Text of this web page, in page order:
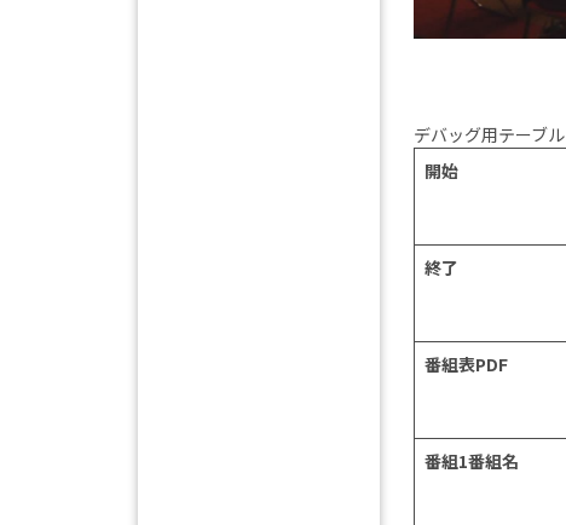
デバッグ用テーブル
開始
終了
番組表PDF
番組1番組名